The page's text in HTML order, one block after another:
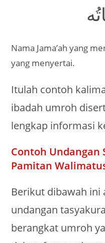
Nama Jama’ah yang
yang menyertai.
Itulah contoh
ibadah umroh
lengkap informasi
Contoh Undangan
Pamitan
Berikut dibawah ini
undangan
berangkat umroh